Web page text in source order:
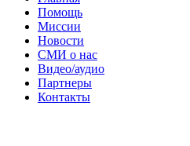
Помощь
Миссии
Новости
СМИ о нас
Видео/аудио
Партнеры
Контакты